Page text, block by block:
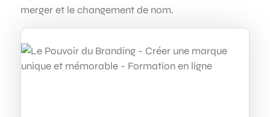
merger et le changement de nom.